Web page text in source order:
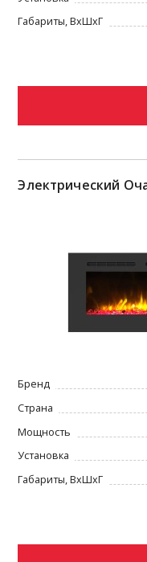
Габариты, ВxШxГ
Электрический
Бренд
Страна
Мощность
Установка
Габариты, ВxШxГ